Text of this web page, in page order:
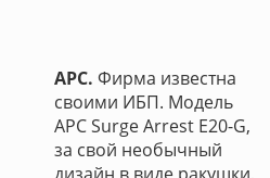
APC. Фирма известна
своими ИБП. Модель
APC Surge Arrest E20-G,
за свой необычный